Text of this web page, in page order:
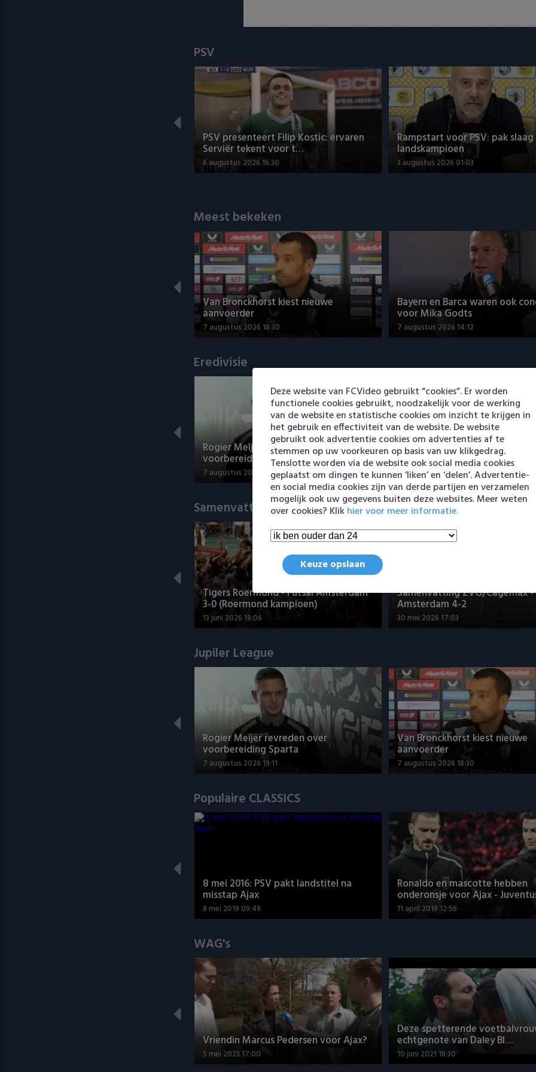
PSV
PSV presenteert Filip Kostic: ervaren
Serviër tekent voor t…
6 augustus 2026 16:30
Rampstart voor PSV: pak
landskampioen
3 augustus 2026 01:03
Meest bekeken
Van Bronckhorst kiest nieuwe
aanvoerder
7 augustus 2026 18:30
Bayern en Barca waren ook
voor Mika Godts
7 augustus 2026 14:12
Eredivisie
Rogier Meijer revreden over
voorbereiding Sparta
7 augustus 2026 19:11
Van Bronckhorst kiest nieuwe
aanvoerder
7 augustus 2026 18:30
Samenvattingen Eredivisie
Tigers Roermond - Futsal Amsterdam
3-0 (Roermond kampioen)
13 juni 2026 19:06
Samenvatting ZVG/Cagemax -
Amsterdam 4-2
30 mei 2026 17:03
Jupiler League
Rogier Meijer revreden over
voorbereiding Sparta
7 augustus 2026 19:11
Van Bronckhorst kiest nieuwe
aanvoerder
7 augustus 2026 18:30
Populaire CLASSICS
8 mei 2016: PSV pakt landstitel na
misstap Ajax
8 mei 2019 09:49
Ronaldo en mascotte hebben
onderonsje voor Ajax -
11 april 2019 12:56
WAG's
Vriendin Marcus Pedersen voor Ajax?
5 mei 2023 17:00
Deze spetterende
echtgenote van Daley Bl…
10 juni 2021 18:30
Deze website van FCVideo gebruikt “cookies”. Er worden
functionele cookies gebruikt, noodzakelijk voor de werking
van de website en statistische cookies om inzicht te krijgen in
het gebruik en effectiviteit van de website. De website
gebruikt ook advertentie cookies om advertenties af te
stemmen op uw voorkeuren op basis van uw klikgedrag.
Tenslotte worden via de website ook social media cookies
geplaatst om dingen te kunnen ‘liken’ en ‘delen’. Advertentie-
en social media cookies zijn van derde partijen en verzamelen
mogelijk ook uw gegevens buiten deze websites. Meer weten
over cookies? Klikhier voor meer informatie.
Keuze opslaan